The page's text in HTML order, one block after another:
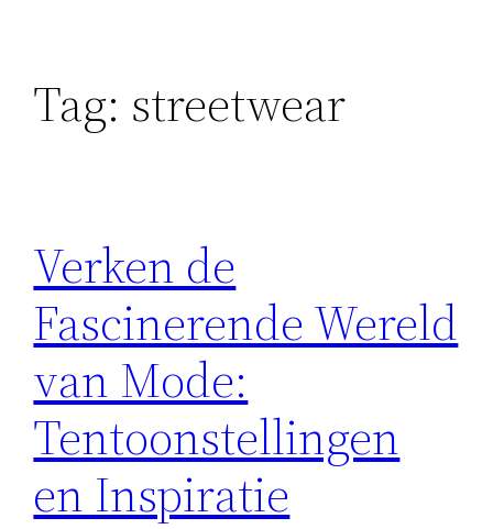
Tag: streetwear
Verken de
Fascinerende Wereld
van Mode:
Tentoonstellingen
en Inspiratie